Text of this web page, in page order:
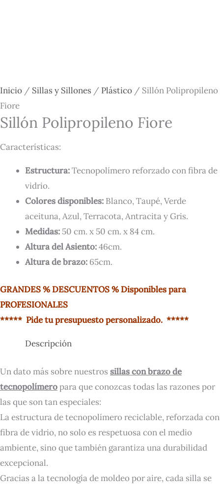
Inicio / Sillas y Sillones / Plástico / Sillón Polipropileno
Fiore
Sillón Polipropileno Fiore
Características:
Estructura:Tecnopolímero reforzado con fibra de
vidrio.
Colores disponibles: Blanco, Taupé, Verde
aceituna, Azul, Terracota, Antracita y Gris.
Medidas: 50 cm. x 50 cm. x 84 cm.
Altura del Asiento:46cm.
Altura de brazo: 65cm.
GRANDES % DESCUENTOS % Disponibles para
PROFESIONALES
***** Pide tu presupuesto personalizado. *****
Descripción
Un dato más sobre nuestros sillas con brazo de
tecnopolímeropara que conozcas todas las razones por
las que son tan especiales:
La estructura de tecnopolímero reciclable, reforzada con
fibra de vidrio, no solo es respetuosa con el medio
ambiente, sino que también garantiza una durabilidad
excepcional.
Gracias a la tecnología de moldeo por aire, cada silla se